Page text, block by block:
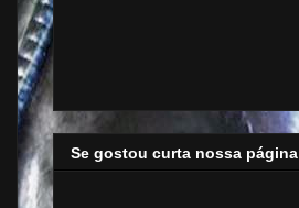
Se gostou curta nossa página